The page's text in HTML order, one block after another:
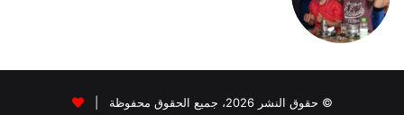
© حقوق النشر 2026، جميع الحقوق محفوظة |